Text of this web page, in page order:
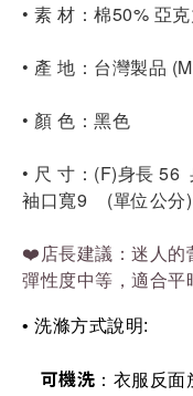
• 素 材：棉50% 亞
• 產 地：台灣製品
• 尺 寸：(F)身長 56
袖口寬9    (單位公分)
❤️店長建議：迷人的
彈性度中等，適合平
• 洗滌方式說明:
可機洗 ：衣服反